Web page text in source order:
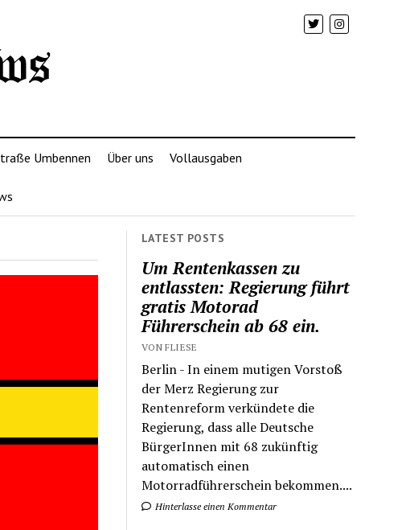
Umbennen Über uns Vollausgaben
LATEST POSTS
Um Rentenkassen zu
entlassten: Regierung führt
gratis Motorad
Führerschein ab 68 ein.
VON FLIESE
Berlin - In einem mutigen Vorstoß
der Merz Regierung zur
Rentenreform verkündete die
Regierung, dass alle Deutsche
BürgerInnen mit 68 zukünftig
automatisch einen
Motorradführerschein bekommen....
Hinterlasse einen Kommentar